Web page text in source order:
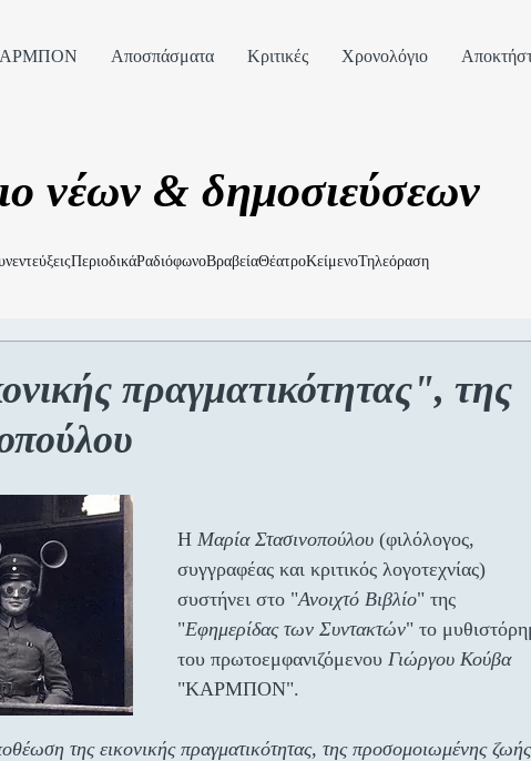
Αποσπάσματα Κριτικές Χρονολόγιο
νέων & δημοσιεύσεων
ΠεριοδικάΡαδιόφωνοΒραβείαΘέατροΚείμενοΤηλεόραση
πραγματικότητας", της
Η Μαρία Στασινοπούλου (φιλόλογος,
συγγραφέας και κριτικός λογοτεχνίας)
συστήνει στο "Ανοιχτό Βιβλίο" της
"Εφημερίδας των Συντακτών" το
του πρωτοεμφανιζόμενου Γιώργου Κούβα
"ΚΑΡΜΠΟΝ".
της εικονικής πραγματικότητας, της προσομοιωμένης